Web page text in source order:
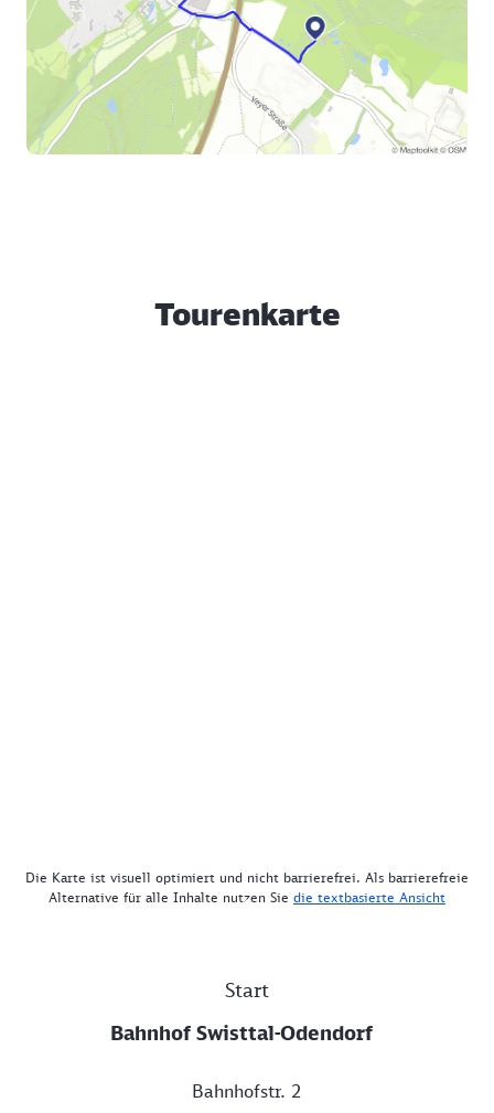
Tourenkarte
Die Karte ist visuell optimiert und nicht barrierefrei. Als barrierefreie
Alternative für alle Inhalte nutzen Sie die textbasierte Ansicht
Start
Bahnhof Swisttal-Odendorf
Bahnhofstr. 2